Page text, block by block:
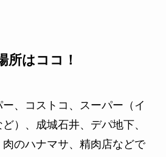
所はココ！
、コストコ、スーパー（イ
）、成城石井、デパ地下、
肉のハナマサ、精肉店などで